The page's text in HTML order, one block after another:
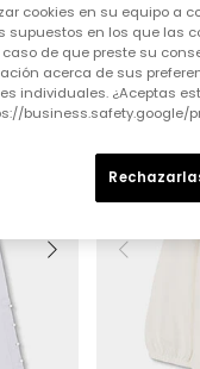
cookies en su equipo a
supuestos en los que las
de que preste su
acerca de sus
individuales. ¿Aceptas
business.safety.google/